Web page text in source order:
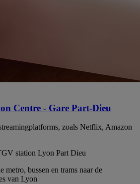
Centre - Gare Part-Dieu
zoals Netflix, Amazon
station Lyon Part Dieu
metro, bussen en trams naar de
van Lyon